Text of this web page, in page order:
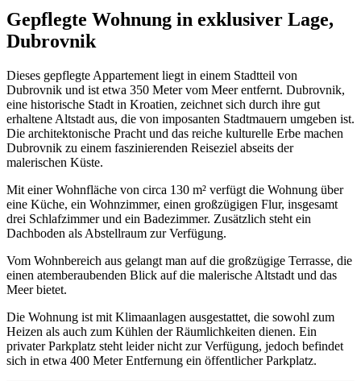
Gepflegte Wohnung in exklusiver Lage,
Dubrovnik
Dieses gepflegte Appartement liegt in einem Stadtteil von
Dubrovnik und ist etwa 350 Meter vom Meer entfernt. Dubrovnik,
eine historische Stadt in Kroatien, zeichnet sich durch ihre gut
erhaltene Altstadt aus, die von imposanten Stadtmauern umgeben ist.
Die architektonische Pracht und das reiche kulturelle Erbe machen
Dubrovnik zu einem faszinierenden Reiseziel abseits der
malerischen Küste.
Mit einer Wohnfläche von circa 130 m² verfügt die Wohnung über
eine Küche, ein Wohnzimmer, einen großzügigen Flur, insgesamt
drei Schlafzimmer und ein Badezimmer. Zusätzlich steht ein
Dachboden als Abstellraum zur Verfügung.
Vom Wohnbereich aus gelangt man auf die großzügige Terrasse, die
einen atemberaubenden Blick auf die malerische Altstadt und das
Meer bietet.
Die Wohnung ist mit Klimaanlagen ausgestattet, die sowohl zum
Heizen als auch zum Kühlen der Räumlichkeiten dienen. Ein
privater Parkplatz steht leider nicht zur Verfügung, jedoch befindet
sich in etwa 400 Meter Entfernung ein öffentlicher Parkplatz.